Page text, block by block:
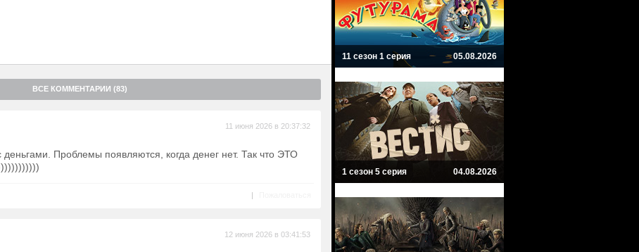
ВСЕ КОММЕНТАРИИ (83)
11 июня 2026 в 20:37:32
Проблемы появляются, когда денег нет. Так что ЭТО
|
12 июня 2026 в 03:41:53
11 сезон 1 серия 05.08.2026
1 сезон 5 серия 04.08.2026